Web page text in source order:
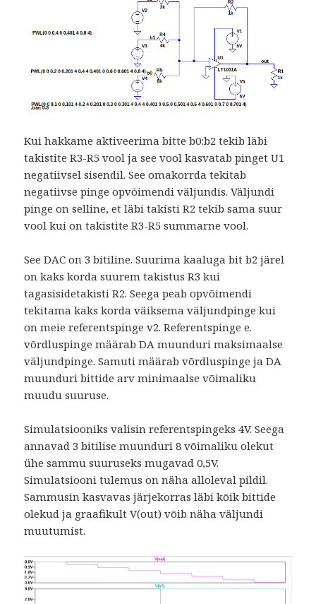
Kui hakkame aktiveerima bitte b0:b2 tekib läbi
takistite R3-R5 vool ja see vool kasvatab pinget U1
negatiivsel sisendil. See omakorrda tekitab
negatiivse pinge opvõimendi väljundis. Väljundi
pinge on selline, et läbi takisti R2 tekib sama suur
vool kui on takistite R3-R5 summarne vool.
See DAC on 3 bitiline. Suurima kaaluga bit b2 järel
on kaks korda suurem takistus R3 kui
tagasisidetakisti R2. Seega peab opvõimendi
tekitama kaks korda väiksema väljundpinge kui
on meie referentspinge v2. Referentspinge e.
võrdluspinge määrab DA muunduri maksimaalse
väljundpinge. Samuti määrab võrdluspinge ja DA
muunduri bittide arv minimaalse võimaliku
muudu suuruse.
Simulatsiooniks valisin referentspingeks 4V. Seega
annavad 3 bitilise muunduri 8 võimaliku olekut
ühe sammu suuruseks mugavad 0,5V.
Simulatsiooni tulemus on näha alloleval pildil.
Sammusin kasvavas järjekorras läbi kõik bittide
olekud ja graafikult V(out) võib näha väljundi
muutumist.